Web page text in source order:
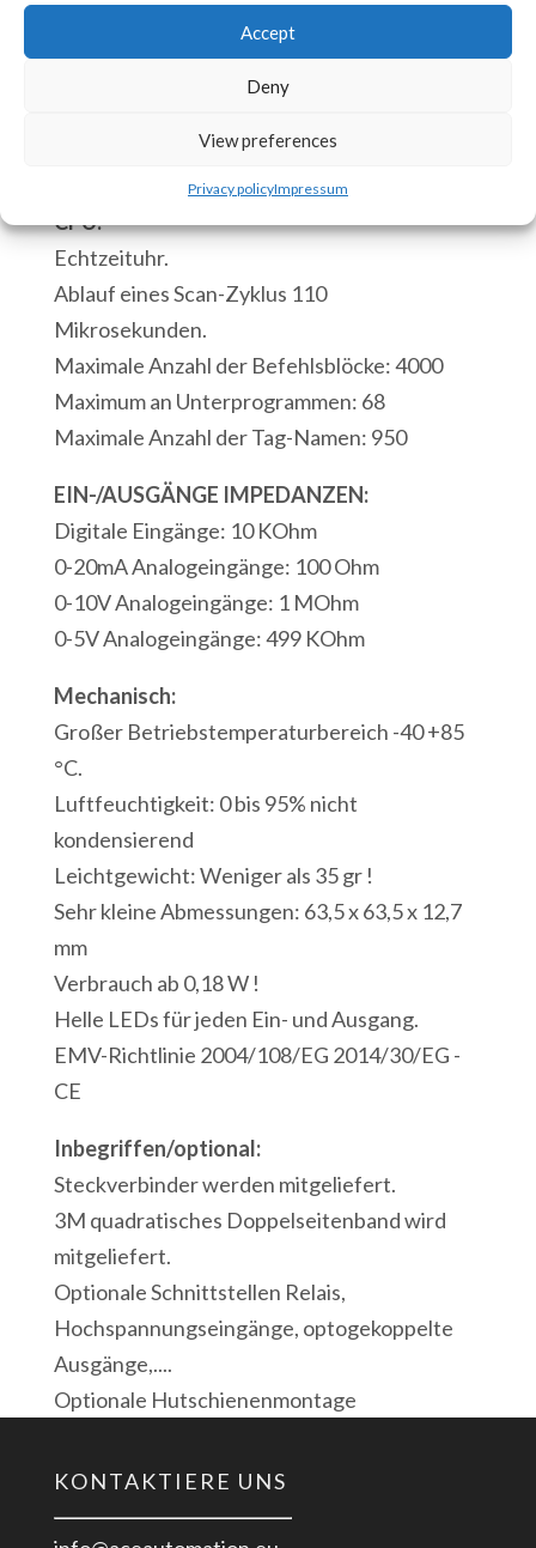
Accept
Deny
View preferences
Privacy policyImpressum
3090v10
18
Thermoelementeingänge
1
Serielle
Schnittstelle
RS232
1
Modbus-
USB-
Anschluss
Menge
In den Warenkorb
ACE-3090v10 [85371091]
CPU:
Echtzeituhr.
Ablauf eines Scan-Zyklus 110
Mikrosekunden.
Maximale Anzahl der Befehlsblöcke: 4000
Maximum an Unterprogrammen: 68
Maximale Anzahl der Tag-Namen: 950
EIN-/AUSGÄNGE IMPEDANZEN:
Digitale Eingänge: 10 KOhm
0-20mA Analogeingänge: 100 Ohm
0-10V Analogeingänge: 1 MOhm
0-5V Analogeingänge: 499 KOhm
Mechanisch:
Großer Betriebstemperaturbereich -40 +85
°C.
Luftfeuchtigkeit: 0 bis 95% nicht
kondensierend
Leichtgewicht: Weniger als 35 gr !
Sehr kleine Abmessungen: 63,5 x 63,5 x 12,7
mm
Verbrauch ab 0,18 W !
Helle LEDs für jeden Ein- und Ausgang.
EMV-Richtlinie 2004/108/EG 2014/30/EG -
CE
Inbegriffen/optional:
Steckverbinder werden mitgeliefert.
3M quadratisches Doppelseitenband wird
mitgeliefert.
Optionale Schnittstellen Relais,
Hochspannungseingänge, optogekoppelte
Ausgänge,....
Optionale Hutschienenmontage
KONTAKTIERE UNS